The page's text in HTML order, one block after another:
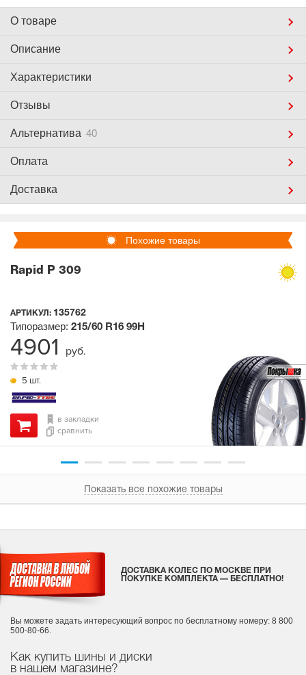
О товаре
Описание
Характеристики
Отзывы
Альтернатива 40
Оплата
Доставка
Похожие товары
Rapid P 309
АРТИКУЛ: 135762
5 шт.
Типоразмер: 215/60 R16 99H
в закладки
сравнить
4901 руб.
Показать все похожие товары
Как купить шины и диски
в нашем магазине?
ДОСТАВКА КОЛЕС ПО МОСКВЕ ПРИ
ПОКУПКЕ КОМПЛЕКТА — БЕСПЛАТНО!
Вы можете задать интересующий вопрос по бесплатному номеру: 8 800
500-80-66.